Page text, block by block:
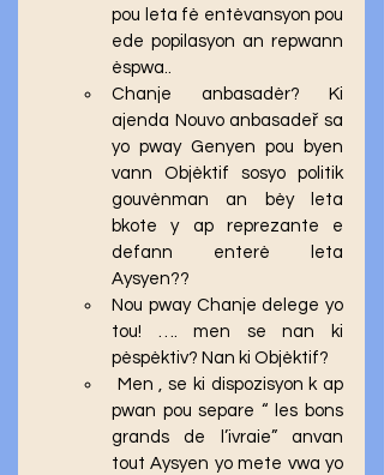
pou leta fè entèvansyon pou
ede popilasyon an repwann
èspwa..
Chanje anbasadèr? Ki
ajenda Nouvo anbasadeř sa
yo pway Genyen pou byen
vann Objèktif sosyo politik
gouvènman an bèy leta
bkote y ap reprezante e
defann enterè leta
Aysyen??
Nou pway Chanje delege yo
tou! …. men se nan ki
pèspèktiv? Nan ki Objèktif?
pwan pou separe “ les bons
grands de l’ivraie” anvan
tout Aysyen yo mete vwa yo